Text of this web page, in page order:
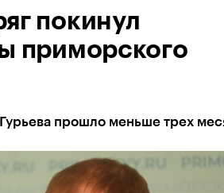
покинул
приморского
прошло меньше трех